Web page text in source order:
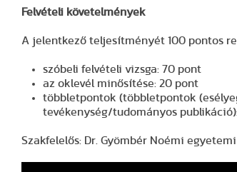
Felvételi követelmények
A jelentkező teljesítményét 100 pontos
szóbeli felvételi vizsga: 70 pont
az oklevél minősítése: 20 pont
többletpontok (többletpontok
tevékenység/tudományos
Szakfelelős: Dr. Gyömbér Noémi